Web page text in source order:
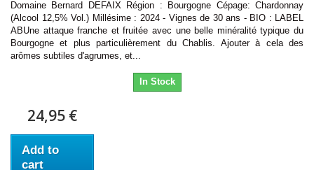
Domaine Bernard DEFAIX Région : Bourgogne Cépage: Chardonnay
(Alcool 12,5% Vol.) Millésime : 2024 - Vignes de 30 ans - BIO : LABEL
ABUne attaque franche et fruitée avec une belle minéralité typique du
Bourgogne et plus particulièrement du Chablis. Ajouter à cela des
arômes subtiles d'agrumes, et...
In Stock
24,95 €
Add to
cart